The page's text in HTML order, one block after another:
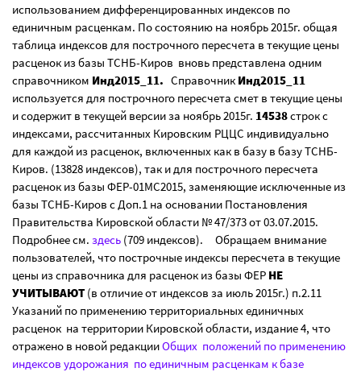
использованием дифференцированных индексов по
единичным расценкам. По состоянию на ноябрь 2015г. общая
таблица индексов для построчного пересчета в текущие цены
расценок из базы ТСНБ-Киров вновь представлена одним
справочником Инд2015_11. Справочник Инд2015_11
используется для построчного пересчета смет в текущие цены
и содержит в текущей версии за ноябрь 2015г. 14538строк с
индексами, рассчитанных Кировским РЦЦС индивидуально
для каждой из расценок, включенных как в базу в базу ТСНБ-
Киров. (13828 индексов), так и для построчного пересчета
расценок из базы ФЕР-01МС2015, заменяющие исключенные из
базы ТСНБ-Киров с Доп.1 на основании Постановления
Правительства Кировской области № 47/373 от 03.07.2015.
Подробнее см. здесь (709 индексов). Обращаем внимание
пользователей, что построчные индексы пересчета в текущие
цены из справочника для расценок из базы ФЕР НЕ
УЧИТЫВАЮТ(в отличие от индексов за июль 2015г.) п.2.11
Указаний по применению территориальных единичных
расценок на территории Кировской области, издание 4, что
отражено в новой редакцииОбщих положений по применению
индексов удорожания по единичным расценкам к базе